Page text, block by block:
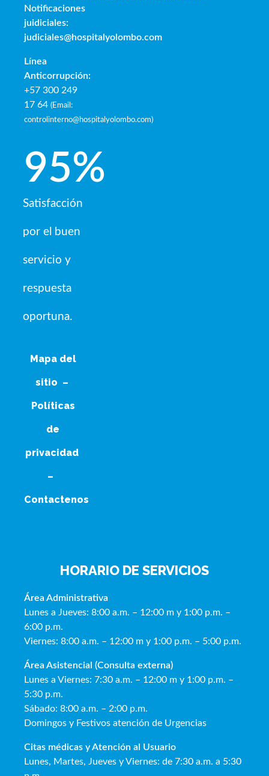
Notificaciones
juidiciales:
judiciales@hospitalyolombo.com
Línea
Anticorrupción:
+57 300 249
17 64 (Email:
controlinterno@hospitalyolombo.com)
Satisfacción
por el buen
servicio y
respuesta
oportuna.
95%
Mapa del
sitio –
Políticas
de
privacidad
–
Contactenos
HORARIO DE SERVICIOS
Área Administrativa
Lunes a Jueves: 8:00 a.m. – 12:00 m y 1:00 p.m. –
6:00 p.m.
Viernes: 8:00 a.m. – 12:00 m y 1:00 p.m. – 5:00 p.m.
Área Asistencial (Consulta externa)
Lunes a Viernes: 7:30 a.m. – 12:00 m y 1:00 p.m. –
5:30 p.m.
Sábado: 8:00 a.m. – 2:00 p.m.
Domingos y Festivos atención de Urgencias
Citas médicas y Atención al Usuario
Lunes, Martes, Jueves y Viernes: de 7:30 a.m. a 5:30